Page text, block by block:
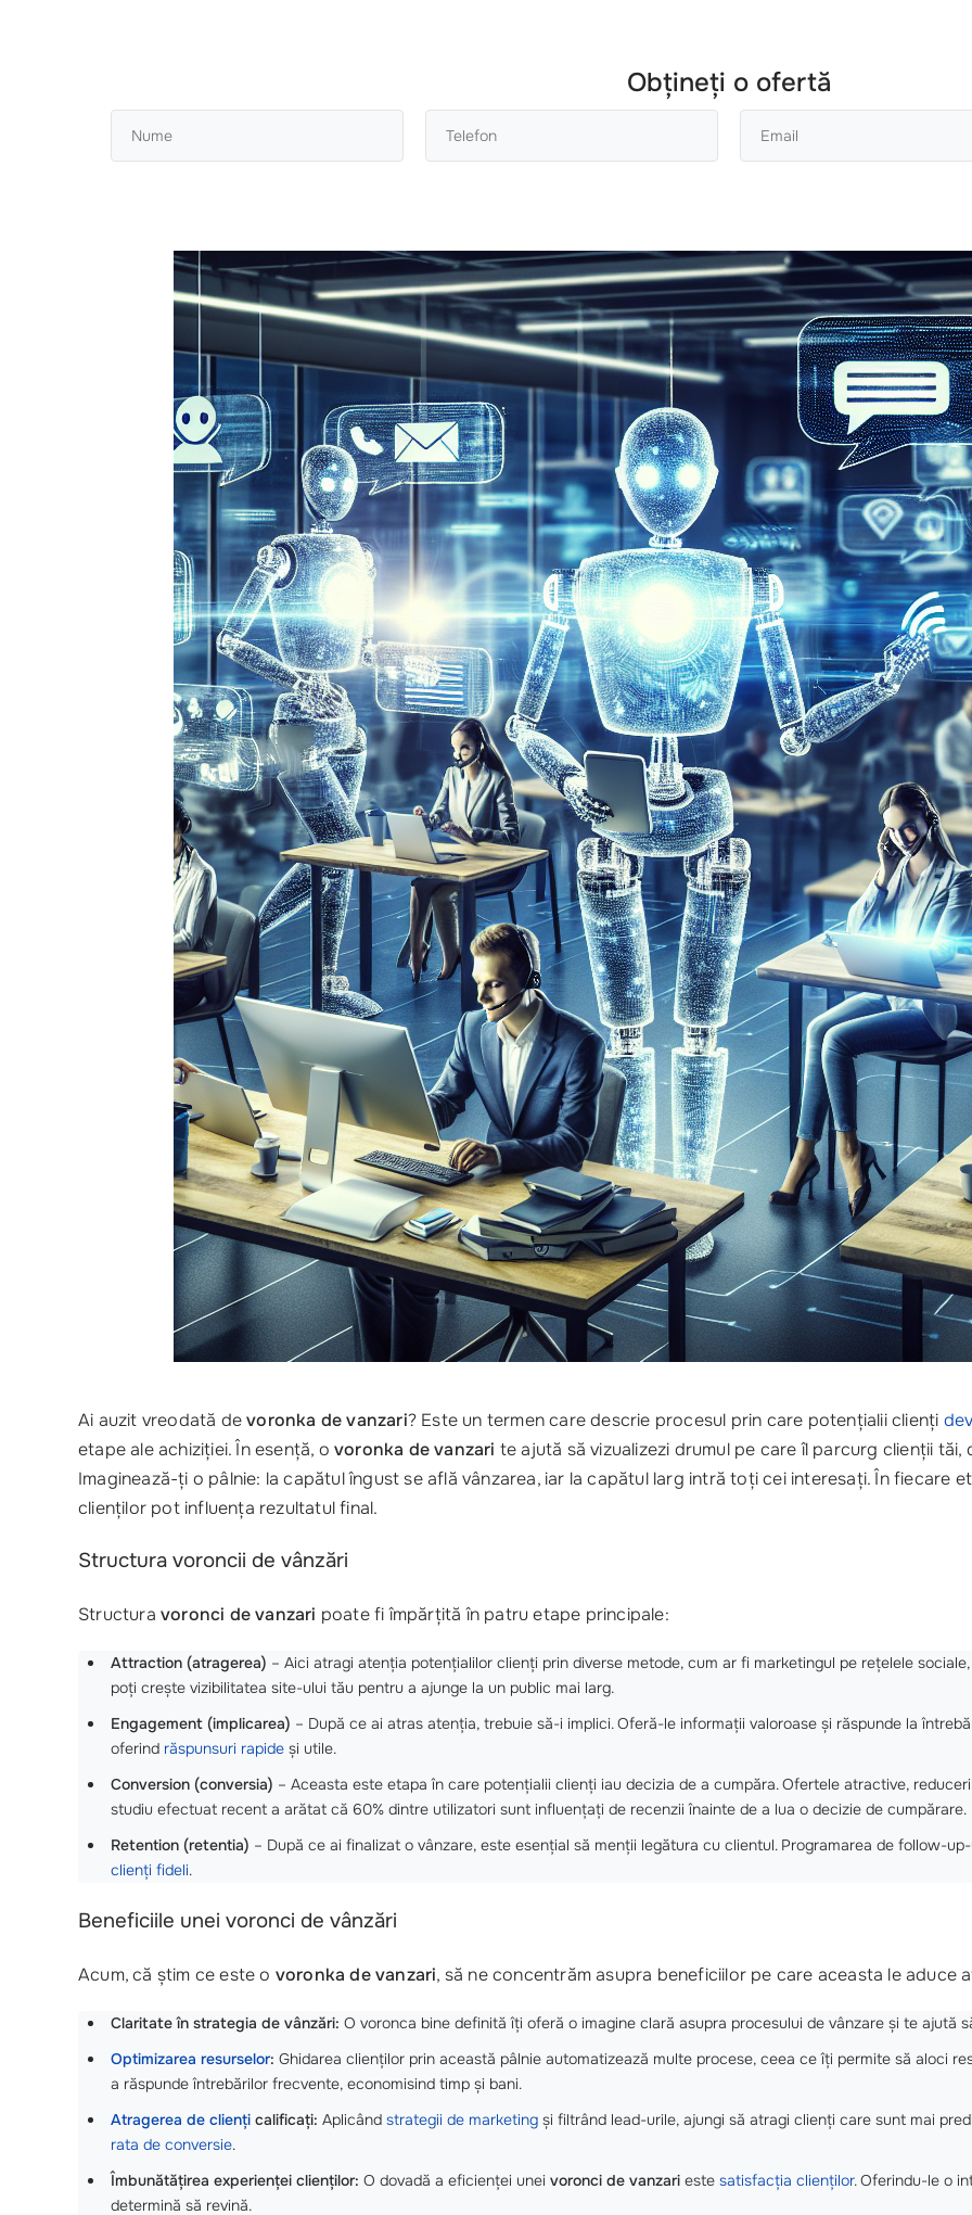
Obțineți o ofertă
Ai auzit vreodată devoronka de vanzari? Este un termen care descrie procesul prin care potențialii clienți
etape ale achiziției. În esență, o voronka de vanzari te ajută să vizualizezi drumul pe care îl parcurg clienții
Imaginează-ți o pâlnie: la capătul îngust se află vânzarea, iar la capătul larg intră toți cei interesați. În fiecare
clienților pot influența rezultatul final.
Structura voroncii de vânzări
Structura voronci de vanzari poate fi împărțită în patru etape principale:
Attraction (atragerea) – Aici atragi atenția potențialilor clienți prin diverse metode, cum ar fi marketingul pe rețelele
poți crește vizibilitatea site-ului tău pentru a ajunge la un public mai larg.
Engagement (implicarea) – După ce ai atras atenția, trebuie să-i implici. Oferă-le informații valoroase și răspunde la
oferind răspunsuri rapide și utile.
Conversion (conversia) – Aceasta este etapa în care potențialii clienți iau decizia de a cumpăra. Ofertele atractive,
studiu efectuat recent a arătat că 60% dintre utilizatori sunt influențați de recenzii înainte de a lua o decizie de cumpărare.
Retention (retentia) – După ce ai finalizat o vânzare, este esențial să menții legătura cu clientul. Programarea de follow-
clienți fideli.
Beneficiile unei voronci de vânzări
Acum, că știm ce este o voronka de vanzari, să ne concentrăm asupra beneficiilor pe care aceasta le aduce
Claritate în strategia de vânzări: O voronca bine definită îți oferă o imagine clară asupra procesului de vânzare și te ajută
Optimizarea resurselor: Ghidarea clienților prin această pâlnie automatizează multe procese, ceea ce îți permite să aloci
a răspunde întrebărilor frecvente, economisind timp și bani.
Atragerea de clienți calificați: Aplicând strategii de marketing și filtrând lead-urile, ajungi să atragi clienți care sunt mai
rata de conversie.
Îmbunătățirea experienței clienților: O dovadă a eficienței unei voronci de vanzari este satisfacția clienților. Oferindu-le o
determină să revină.